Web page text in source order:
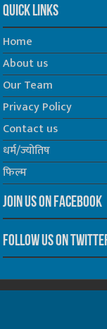
Quick Links
Home
About us
Our Team
Privacy Policy
Contact us
धर्म/ज्योतिष
फिल्म
Join us on Facebook
Follow us on